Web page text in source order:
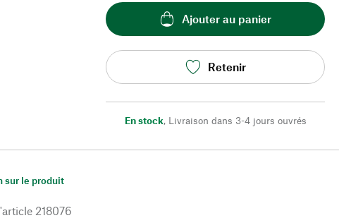
Ajouter au panier
Retenir
En stock, Livraison dans 3-4 jours ouvrés
sur le produit
218076